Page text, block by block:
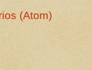
(Atom)